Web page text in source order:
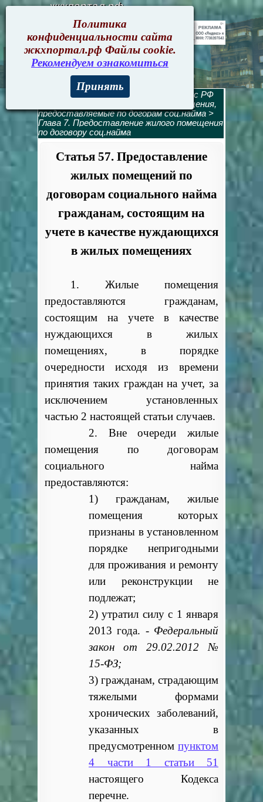
жкхпортал.рф
Жилищный кодекс
Жилищный кодекс РФ
Раздел 3. Жилые помещения,
предоставляемые по догорам соц.найма >
Глава 7. Предоставление жилого помещения
по договору соц.найма
Статья 57. Предоставление
жилых помещений по
договорам социального найма
гражданам, состоящим на
учете в качестве нуждающихся
в жилых помещениях
1. Жилые помещения
предоставляются гражданам,
состоящим на учете в качестве
нуждающихся в жилых
помещениях, в порядке
очередности исходя из времени
принятия таких граждан на учет, за
исключением установленных
частью 2 настоящей статьи случаев.
2. Вне очереди жилые
помещения по договорам
социального найма
предоставляются:
1) гражданам, жилые
помещения которых
признаны в установленном
порядке непригодными
для проживания и ремонту
или реконструкции не
подлежат;
2) утратил силу с 1 января
2013 года. - Федеральный
закон от 29.02.2012 №
15-ФЗ;
3) гражданам, страдающим
тяжелыми формами
хронических заболеваний,
указанных в
предусмотренном пунктом
4 части 1 статьи 51
настоящего Кодекса
перечне.
Политика
конфиденциальности сайта
жкхпортал.рф Файлы cookie.
Рекомендуем ознакомиться
Принять